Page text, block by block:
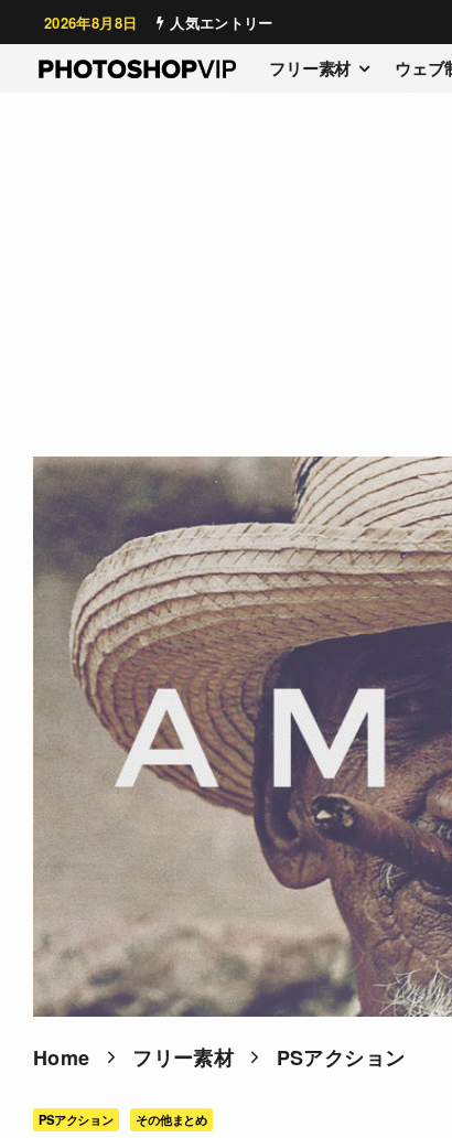
2026年8月8日 人気エントリー
フリー素材 ウェブ
Home フリー素材 PSアクション
PSアクション その他まとめ